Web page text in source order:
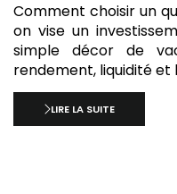
Comment choisir un
on vise un
simple décor de
rendement, liquidité et
LIRE LA SUITE